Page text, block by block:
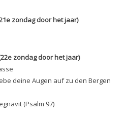
zondag door het jaar)
zondag door het jaar)
deine Augen auf zu den Bergen
(Psalm 97)